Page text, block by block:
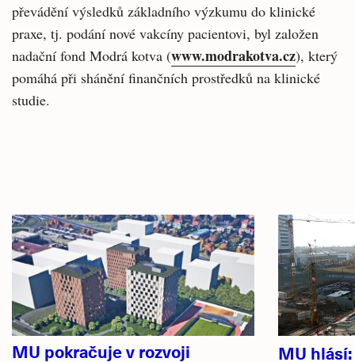
převádění výsledků základního výzkumu do klinické
praxe, tj. podání nové vakcíny pacientovi, byl založen
nadační fond Modrá kotva (www.modrakotva.cz), který
pomáhá při shánění finančních prostředků na klinické
studie.
články
Hlavní
novinky
MU pokračuje v rozvoji MU